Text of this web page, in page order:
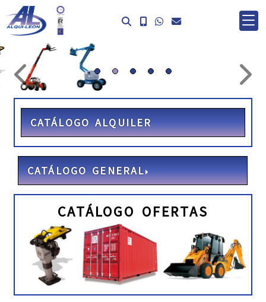
prev
CATÁLOGO ALQUILER
CATÁLOGO GENERAL
CATÁLOGO OFERTAS